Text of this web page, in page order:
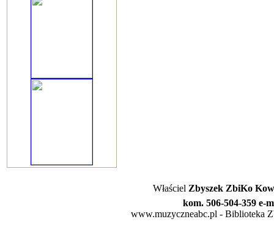
Właściel Zbyszek ZbiKo
kom. 506-504-359 e-
www.muzyczneabc.pl - Biblioteka